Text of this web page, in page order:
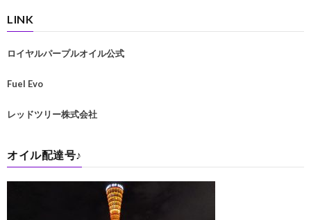
LINK
ロイヤルパープルオイル公式
Fuel Evo
レッドツリー株式会社
オイル配達号♪